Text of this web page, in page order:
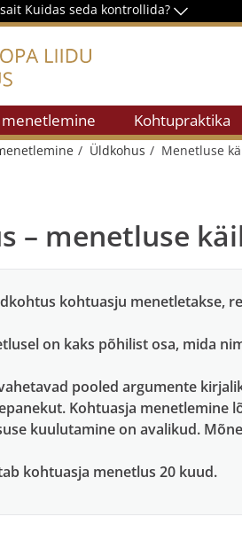
Kuidas seda kontrollida?
Kohtupraktika
Üldkohus Menetluse
– menetluse
kohtuasju menetletakse,
on kaks põhilist osa, mida
pooled argumente
Kohtuasja menetlemine
kuulutamine on avalikud.
kohtuasja menetlus 20 kuud.